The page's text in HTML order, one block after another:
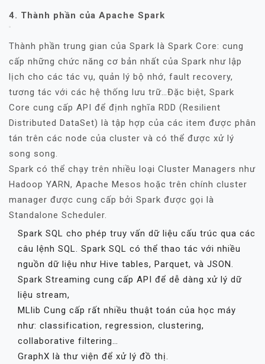
4. Thành phần của Apache Spark
Thành phần trung gian của Spark là Spark Core: cung
cấp những chức năng cơ bản nhất của Spark như lập
lịch cho các tác vụ, quản lý bộ nhớ, fault recovery,
tương tác với các hệ thống lưu trữ…Đặc biệt, Spark
Core cung cấp API để định nghĩa RDD (Resilient
Distributed DataSet) là tập hợp của các item được phân
tán trên các node của cluster và có thể được xử lý
song song.
Spark có thể chạy trên nhiều loại Cluster Managers như
Hadoop YARN, Apache Mesos hoặc trên chính cluster
manager được cung cấp bởi Spark được gọi là
Standalone Scheduler.
Spark SQL cho phép truy vấn dữ liệu cấu trúc qua các
câu lệnh SQL. Spark SQL có thể thao tác với nhiều
nguồn dữ liệu như Hive tables, Parquet, và JSON.
Spark Streaming cung cấp API để dễ dàng xử lý dữ
liệu stream,
MLlib Cung cấp rất nhiều thuật toán của học máy
như: classification, regression, clustering,
collaborative filtering…
GraphX là thư viện để xử lý đồ thị.